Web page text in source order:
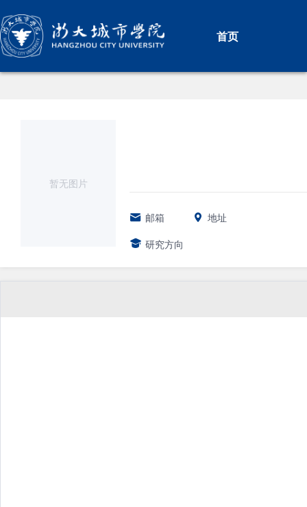
首页
暂无图片
邮箱
地址
研究方向